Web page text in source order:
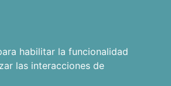
habilitar la funcionalidad
las interacciones de